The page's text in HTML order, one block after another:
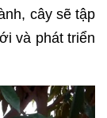
cây sẽ tập
và phát triển